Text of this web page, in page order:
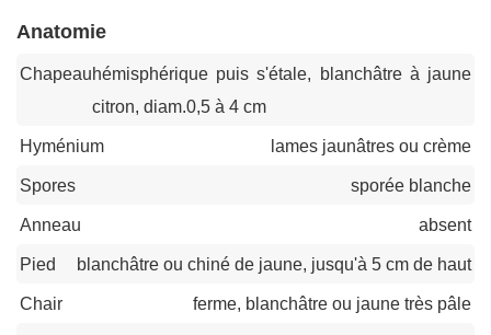
Anatomie
Chapeauhémisphérique puis s'étale, blanchâtre à jaune
citron, diam.0,5 à 4 cm
Hyménium
lames jaunâtres ou crème
Spores
sporée blanche
Anneau
absent
Pied
blanchâtre ou chiné de jaune, jusqu'à 5 cm de haut
Chair
ferme, blanchâtre ou jaune très pâle